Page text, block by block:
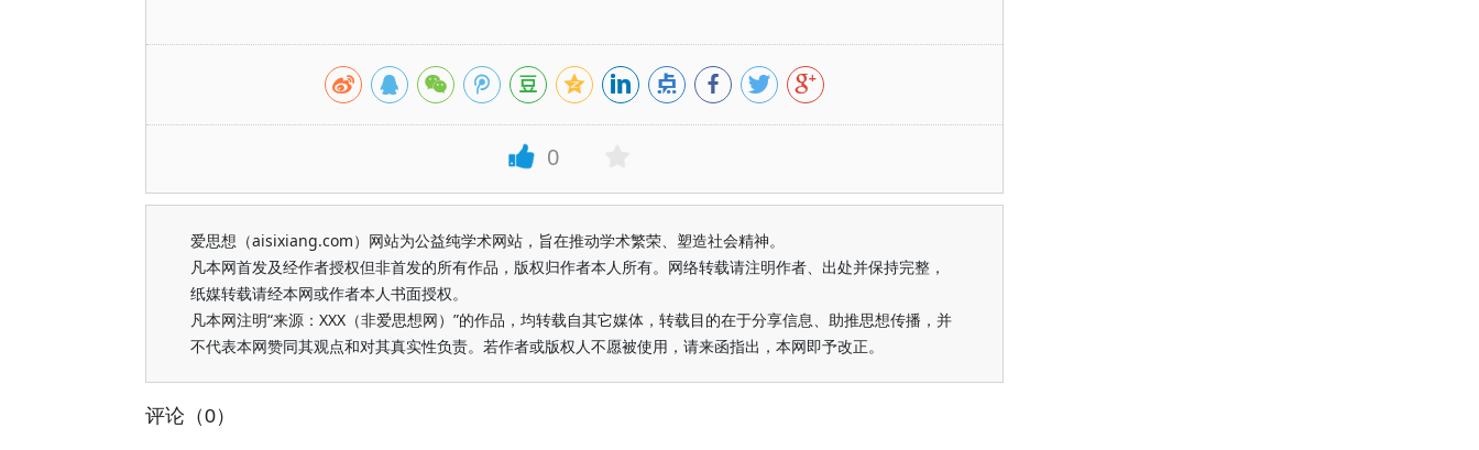
0
爱思想（aisixiang.com）网站为公益纯学术网站，旨在推动学术繁荣、塑造社会精神。
凡本网首发及经作者授权但非首发的所有作品，版权归作者本人所有。网络转载请注明作者、出处并保持完整，
纸媒转载请经本网或作者本人书面授权。
凡本网注明“来源：XXX（非爱思想网）”的作品，均转载自其它媒体，转载目的在于分享信息、助推思想传播，并
不代表本网赞同其观点和对其真实性负责。若作者或版权人不愿被使用，请来函指出，本网即予改正。
评论（0）